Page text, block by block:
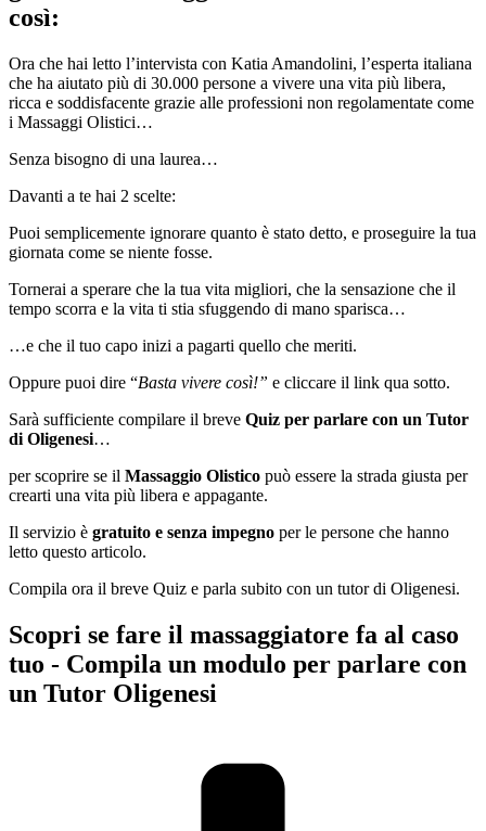
così:
Ora che hai letto l’intervista con Katia Amandolini, l’esperta italiana
che ha aiutato più di 30.000 persone a vivere una vita più libera,
ricca e soddisfacente grazie alle professioni non regolamentate come
i Massaggi Olistici…
Senza bisogno di una laurea…
Davanti a te hai 2 scelte:
Puoi semplicemente ignorare quanto è stato detto, e proseguire la tua
giornata come se niente fosse.
Tornerai a sperare che la tua vita migliori, che la sensazione che il
tempo scorra e la vita ti stia sfuggendo di mano sparisca…
…e che il tuo capo inizi a pagarti quello che meriti.
Oppure puoi dire “Basta vivere così!” e cliccare il link qua sotto.
Sarà sufficiente compilare il breve Quiz per parlare con un Tutor
di Oligenesi…
per scoprire se il Massaggio Olistico può essere la strada giusta per
crearti una vita più libera e appagante.
Il servizio è gratuito e senza impegno per le persone che hanno
letto questo articolo.
Compila ora il breve Quiz e parla subito con un tutor di Oligenesi.
Scopri se fare il massaggiatore fa al caso
tuo - Compila un modulo per parlare con
un Tutor Oligenesi